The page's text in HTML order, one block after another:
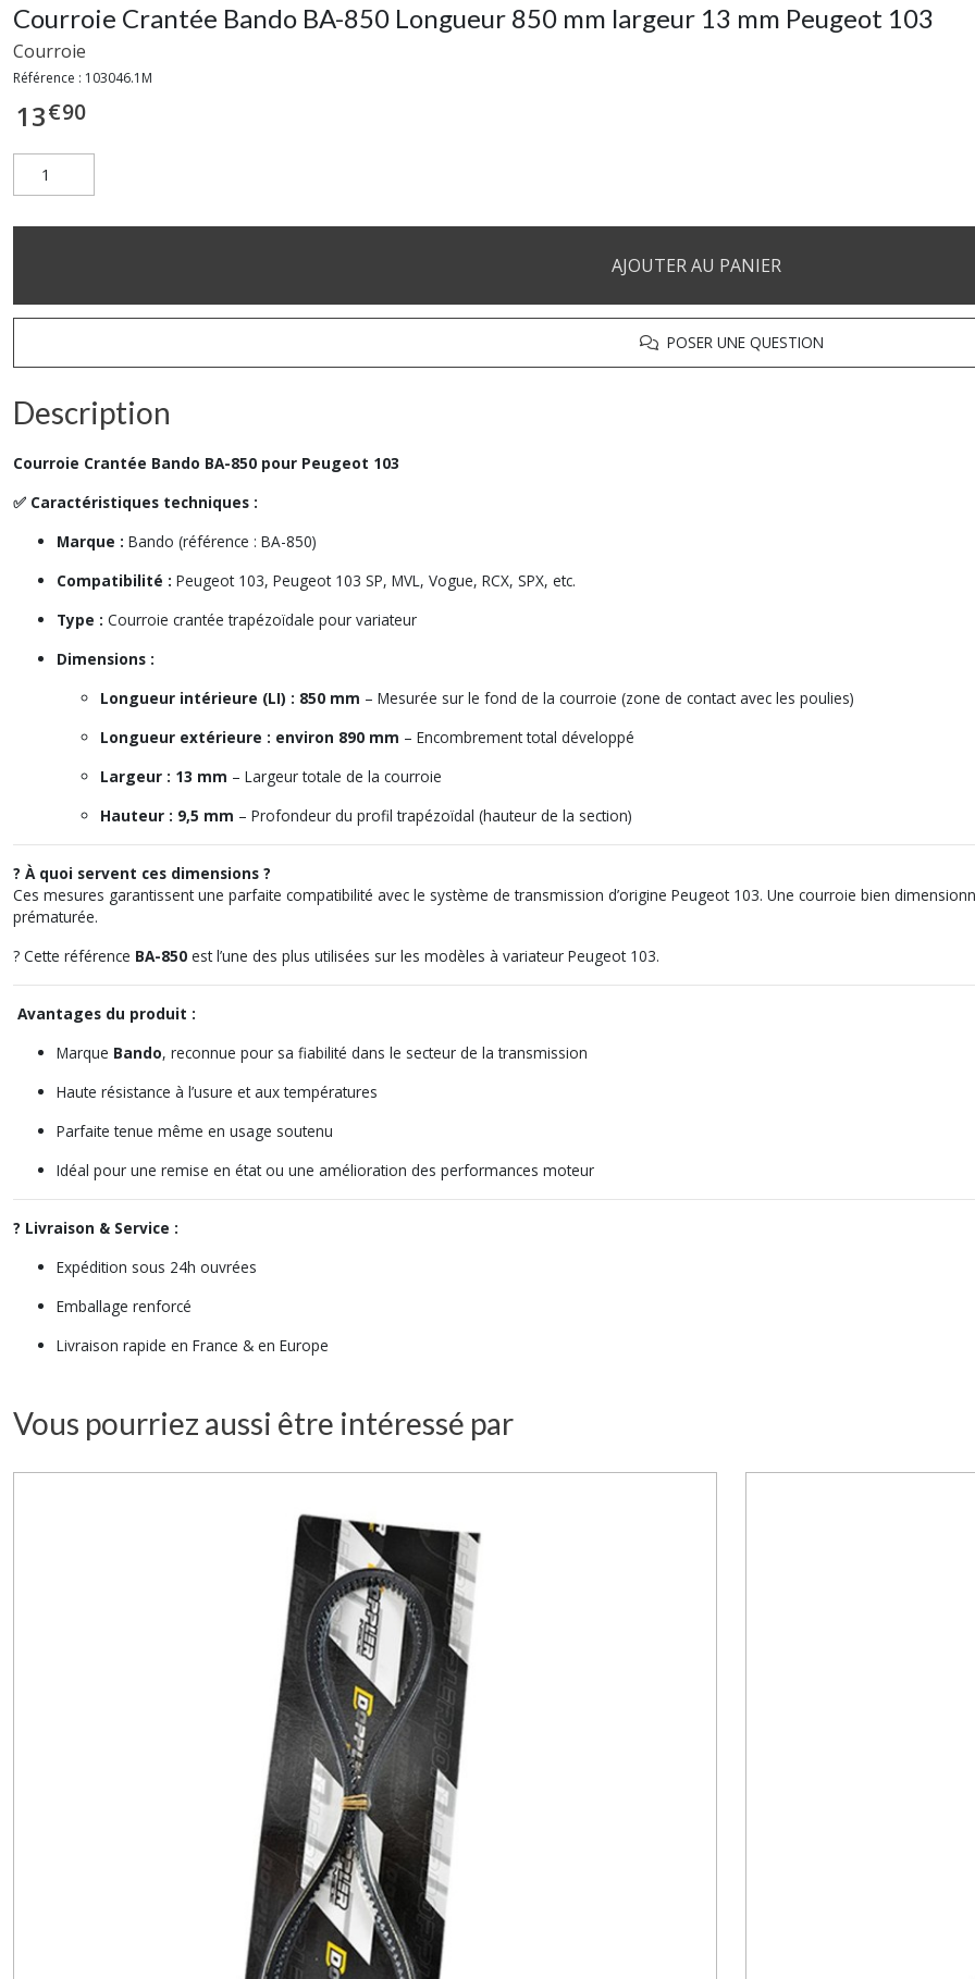
Courroie Crantée Bando BA-850 Longueur 850 mm largeur 13 mm Peugeot 103
Courroie
Référence : 103046.1M
13€90
AJOUTER AU PANIER
POSER UNE QUESTION
Description
Courroie Crantée Bando BA-850 pour Peugeot 103
✅ Caractéristiques techniques :
Marque : Bando (référence : BA-850)
Compatibilité : Peugeot 103, Peugeot 103 SP, MVL, Vogue, RCX, SPX, etc.
Type : Courroie crantée trapézoïdale pour variateur
Dimensions :
Longueur intérieure (LI) : 850 mm – Mesurée sur le fond de la courroie (zone de contact avec les poulies)
Longueur extérieure : environ 890 mm – Encombrement total développé
Largeur : 13 mm – Largeur totale de la courroie
Hauteur : 9,5 mm – Profondeur du profil trapézoïdal (hauteur de la section)
? À quoi servent ces dimensions ?
Ces mesures garantissent une parfaite compatibilité avec le système de transmission d’origine Peugeot 103. Une courroie bien
prématurée.
? Cette référence BA-850 est l’une des plus utilisées sur les modèles à variateur Peugeot 103.
Avantages du produit :
Marque Bando, reconnue pour sa fiabilité dans le secteur de la transmission
Haute résistance à l’usure et aux températures
Parfaite tenue même en usage soutenu
Idéal pour une remise en état ou une amélioration des performances moteur
? Livraison & Service :
Expédition sous 24h ouvrées
Emballage renforcé
Livraison rapide en France & en Europe
Vous pourriez aussi être intéressé par